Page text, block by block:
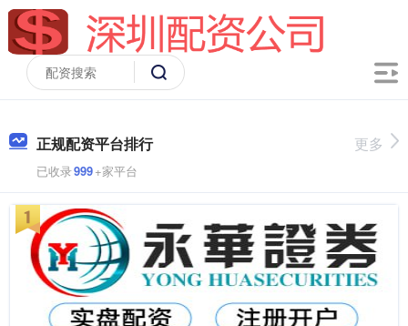
正规配资平台排行
已收录999+家平台
更多